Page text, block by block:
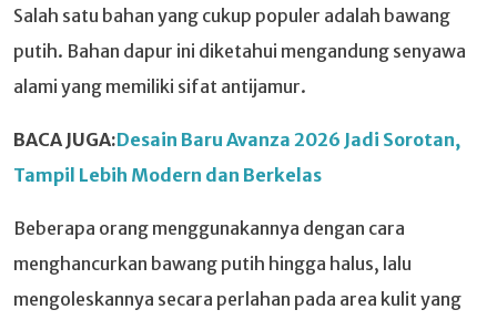
Salah satu bahan yang cukup populer adalah bawang
putih. Bahan dapur ini diketahui mengandung senyawa
alami yang memiliki sifat antijamur.
BACA JUGA:Desain Baru Avanza 2026 Jadi Sorotan,
Tampil Lebih Modern dan Berkelas
Beberapa orang menggunakannya dengan cara
menghancurkan bawang putih hingga halus, lalu
mengoleskannya secara perlahan pada area kulit yang